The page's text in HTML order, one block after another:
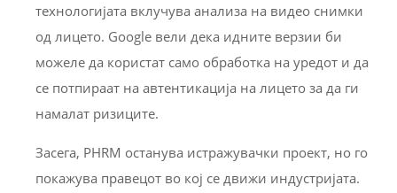
технологијата вклучува анализа на видео снимки
од лицето. Google вели дека идните верзии би
можеле да користат само обработка на уредот и да
се потпираат на автентикација на лицето за да ги
намалат ризиците.
Засега, PHRM останува истражувачки проект, но го
покажува правецот во кој се движи индустријата.